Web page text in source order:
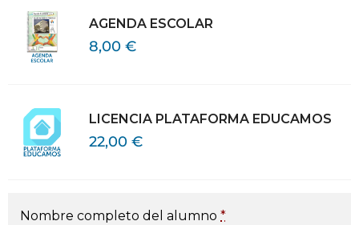
AGENDA ESCOLAR
8,00 €
LICENCIA PLATAFORMA EDUCAMOS
22,00 €
Nombre completo del alumno *